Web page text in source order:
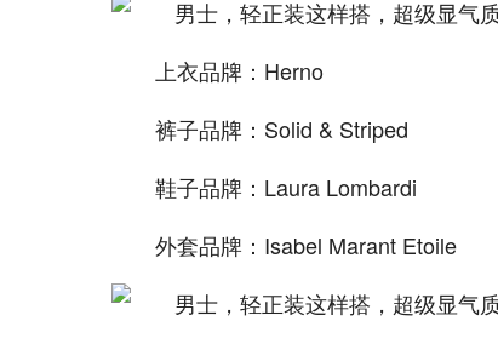
上衣品牌：Herno
裤子品牌：Solid & Striped
鞋子品牌：Laura Lombardi
外套品牌：Isabel Marant Etoile